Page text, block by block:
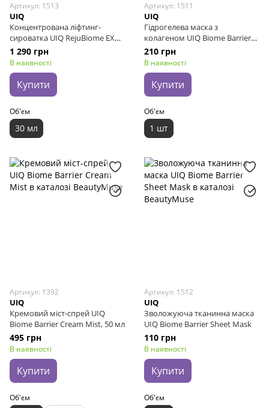
Артикул: 1513
UIQ
Концентрована ліфтинг-
сироватка UIQ RejuBiome EX
Lifting Ampoule, 30 мл
1 290 грн
В наявності
Купити
Об'єм
30 мл
Артикул: 1511
UIQ
Гідрогелева маска з
колагеном UIQ Biome Barrier
Collagen Firming Hydrogel
Mask, 40 г
210 грн
В наявності
Купити
Об'єм
1 шт
Артикул: 1392
UIQ
Кремовий міст-спрей UIQ
Biome Barrier Cream Mist, 50 мл
495 грн
В наявності
Купити
Об'єм
Артикул: 1512
UIQ
Зволожуюча тканинна маска
UIQ Biome Barrier Sheet Mask
110 грн
В наявності
Купити
Об'єм